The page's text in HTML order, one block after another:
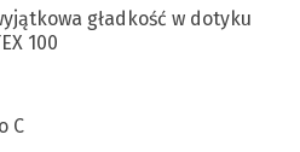
gładkość w dotyku
100
C